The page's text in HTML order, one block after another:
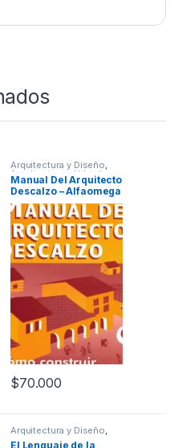
Arquitectura y Diseño,
Arquitectura y Urbanismo
Diseño,Profesionales y
tecnicos
Manual Del Arquitecto
Descalzo – Alfaomega
$70.000
Arquitectura y Diseño,
Arquitectura y Urbanismo
El Lenguaje de la